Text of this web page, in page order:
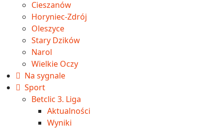
Cieszanów
Horyniec-Zdrój
Oleszyce
Stary Dzików
Narol
Wielkie Oczy
Na sygnale
Sport
Betclic 3. Liga
Aktualności
Wyniki